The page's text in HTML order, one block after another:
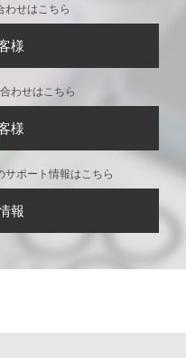
わせはこちら
様
わせはこちら
様
ポート情報はこちら
報